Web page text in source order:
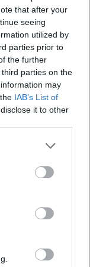
that after your
seeing
utilized by
parties prior to
the further
parties on the
may
IAB’s List of
it to other
Studia
Marauh